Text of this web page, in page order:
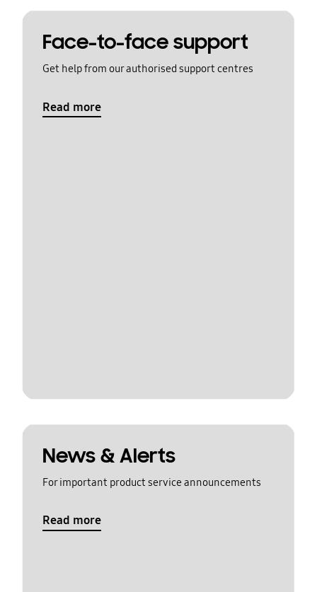
Face-to-face support
Get help from our authorised support centres
Read more
News & Alerts
For important product service announcements
Read more